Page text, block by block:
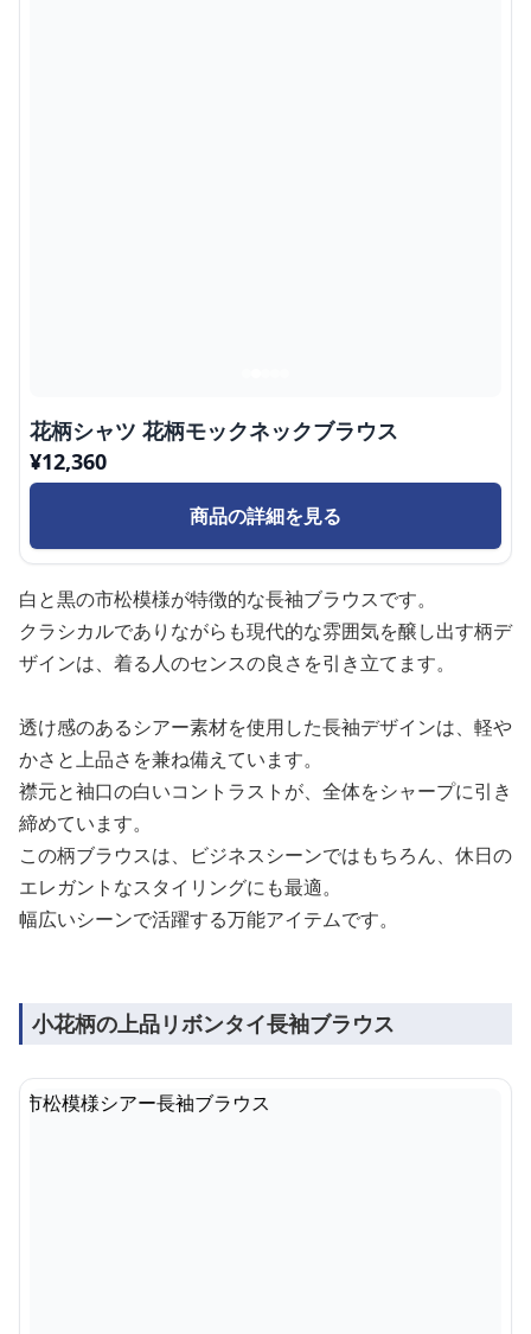
花柄シャツ 花柄モックネックブラウス
¥12,360
商品の詳細を見る
白と黒の市松模様が特徴的な長袖ブラウスです。
クラシカルでありながらも現代的な雰囲気を醸し出す柄デ
ザインは、着る人のセンスの良さを引き立てます。
透け感のあるシアー素材を使用した長袖デザインは、軽や
かさと上品さを兼ね備えています。
襟元と袖口の白いコントラストが、全体をシャープに引き
締めています。
この柄ブラウスは、ビジネスシーンではもちろん、休日の
エレガントなスタイリングにも最適。
幅広いシーンで活躍する万能アイテムです。
小花柄の上品リボンタイ長袖ブラウス